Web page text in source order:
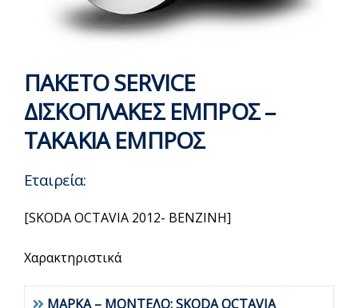
ΠΑΚΕΤΟ SERVICE
ΔΙΣΚΟΠΛΑΚΕΣ ΕΜΠΡΟΣ –
ΤΑΚΑΚΙΑ ΕΜΠΡΟΣ
Εταιρεία:
[SKODA OCTAVIA 2012- BENZINH]
Χαρακτηριστικά
ΜΑΡΚΑ – ΜΟΝΤΕΛΟ: SKODA OCTAVIA